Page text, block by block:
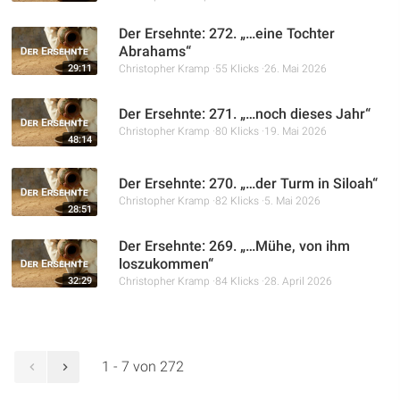
29:11
Der Ersehnte: 272. „…eine Tochter
Abrahams“
Christopher Kramp 55 Klicks 26. Mai 2026
48:14
Der Ersehnte: 271. „…noch dieses Jahr“
Christopher Kramp 80 Klicks 19. Mai 2026
28:51
Der Ersehnte: 270. „…der Turm in Siloah“
Christopher Kramp 82 Klicks 5. Mai 2026
32:29
Der Ersehnte: 269. „…Mühe, von ihm
loszukommen“
Christopher Kramp 84 Klicks 28. April 2026
1 - 7 von 272